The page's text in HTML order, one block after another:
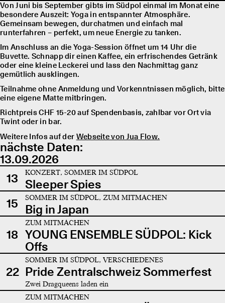
Von Juni bis September gibts im Südpol einmal im Monat eine
besondere Auszeit: Yoga in entspannter Atmosphäre.
Gemeinsam bewegen, durchatmen und einfach mal
runterfahren – perfekt, um neue Energie zu tanken.
Im Anschluss an die Yoga-Session öffnet um 14 Uhr die
Buvette. Schnapp dir einen Kaffee, ein erfrischendes Getränk
oder eine kleine Leckerei und lass den Nachmittag ganz
gemütlich ausklingen.
Teilnahme ohne Anmeldung und Vorkenntnissen möglich, bitte
eine eigene Matte mitbringen.
Richtpreis CHF 15-20 auf Spendenbasis, zahlbar vor Ort via
Twint oder in bar.
Weitere Infos auf der Webseite von Jua Flow.
nächste Daten:
13.09.2026
13
KONZERT, SOMMER IM SÜDPOL
Sleeper Spies
15
SOMMER IM SÜDPOL, ZUM MITMACHEN
Big in Japan
18
ZUM MITMACHEN
YOUNG ENSEMBLE SÜDPOL: Kick
Offs
22
SOMMER IM SÜDPOL, VERSCHIEDENES
Pride Zentralschweiz Sommerfest
Zwei Dragqueens laden ein
ZUM MITMACHEN